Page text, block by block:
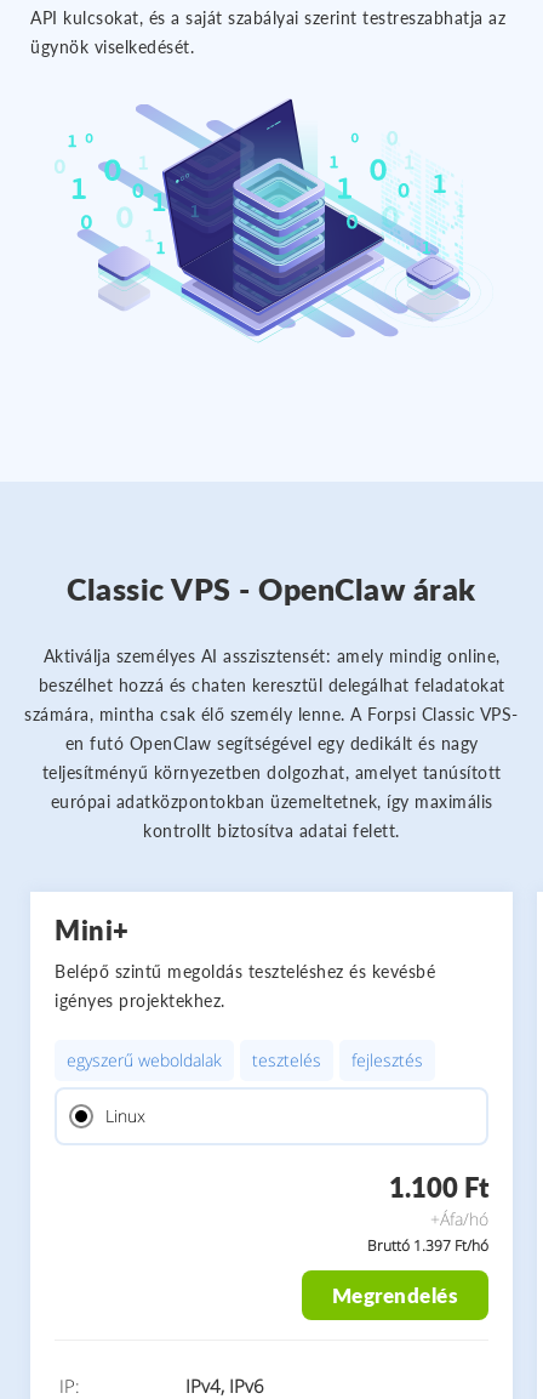
API kulcsokat, és a saját szabályai szerint testreszabhatja az
ügynök viselkedését.
Classic VPS - OpenClaw árak
Aktiválja személyes AI asszisztensét: amely mindig online,
beszélhet hozzá és chaten keresztül delegálhat feladatokat
számára, mintha csak élő személy lenne. A Forpsi Classic VPS-
en futó OpenClaw segítségével egy dedikált és nagy
teljesítményű környezetben dolgozhat, amelyet tanúsított
európai adatközpontokban üzemeltetnek, így maximális
kontrollt biztosítva adatai felett.
Mini+
Belépő szintű megoldás teszteléshez és kevésbé
igényes projektekhez.
egyszerű weboldalak tesztelés fejlesztés
Linux
1.100 Ft
+Áfa/hó
Bruttó 1.397 Ft/hó
Megrendelés
IP:
IPv4, IPv6